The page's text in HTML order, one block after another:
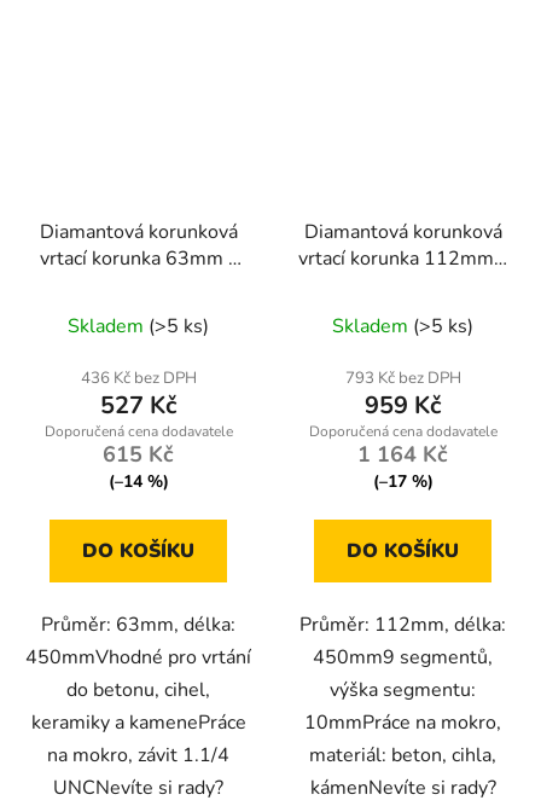
Diamantová korunková
vrtací korunka 63mm x
Skladem (>5 ks)
436 Kč bez DPH
527 Kč
615 Kč
(–14 %)
DO KOŠÍKU
Průměr: 63mm, délka:
450mmVhodné pro vrtání
do betonu, cihel,
keramiky a kamenePráce
na mokro, závit 1.1/4
UNCNevíte si rady?
Diamantová korunková
vrtací korunka 112mm x
mokro
Skladem (>5 ks)
793 Kč bez DPH
959 Kč
1 164 Kč
(–17 %)
DO KOŠÍKU
Průměr: 112mm, délka:
450mm9 segmentů,
výška segmentu:
10mmPráce na mokro,
materiál: beton, cihla,
kámenNevíte si rady?